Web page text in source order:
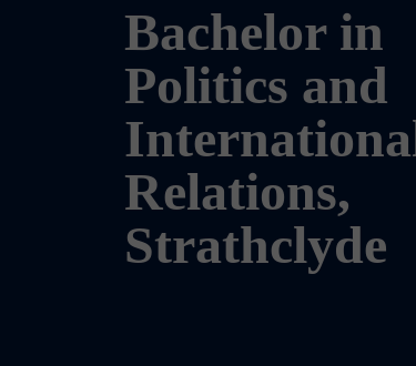
Bachelor in
Politics and
Relations,
Strathclyde